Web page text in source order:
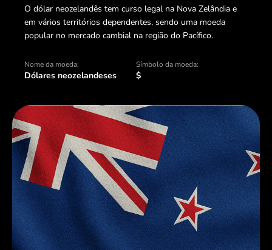
O dólar neozelandês tem curso legal na Nova Zelândia e
em vários territórios dependentes, sendo uma moeda
popular no mercado cambial na região do Pacífico.
Nome da moeda:
Dólares neozelandeses
Símbolo da moeda:
$